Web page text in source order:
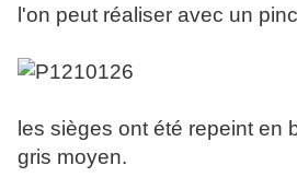
l'on peut réaliser avec un
les sièges ont été repeint en
gris moyen.